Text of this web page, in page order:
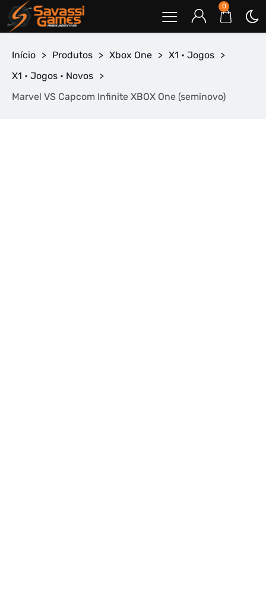
0
Início > Produtos > Xbox One > X1 • Jogos >
X1 • Jogos • Novos >
Marvel VS Capcom Infinite XBOX One (seminovo)